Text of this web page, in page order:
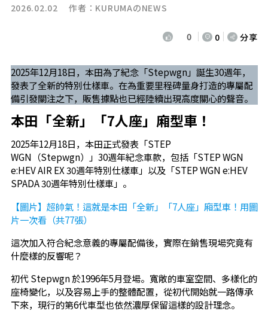
2026.02.02 作者： KURUMAのNEWS
0 0 分享
2025年12月18日，本田為了紀念「Stepwgn」誕生30週年，
發表了全新的特別仕樣車。在為重要里程碑量身打造的專屬配
備引發關注之下，販售據點也已經陸續出現高度關心的聲音。
本田「全新」「7人座」廂型車！
2025年12月18日，本田正式發表「STEP
WGN（Stepwgn）」30週年紀念車款，包括「STEP WGN
e:HEV AIR EX 30週年特別仕樣車」以及「STEP WGN e:HEV
SPADA 30週年特別仕樣車」。
【圖片】超帥氣！這就是本田「全新」「7人座」廂型車！用圖
片一次看（共77張）
這次加入符合紀念意義的專屬配備後，實際在銷售現場究竟有
什麼樣的反響呢？
初代 Stepwgn 於1996年5月登場。寬敞的車室空間、多樣化的
座椅變化，以及容易上手的整體配置，從初代開始就一路傳承
下來，現行的第6代車型也依然濃厚保留這樣的設計理念。